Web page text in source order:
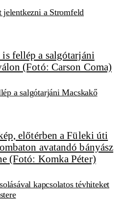
a Stromfeld
a salgótarjáni Macskakő
kapcsolatos tévhiteket